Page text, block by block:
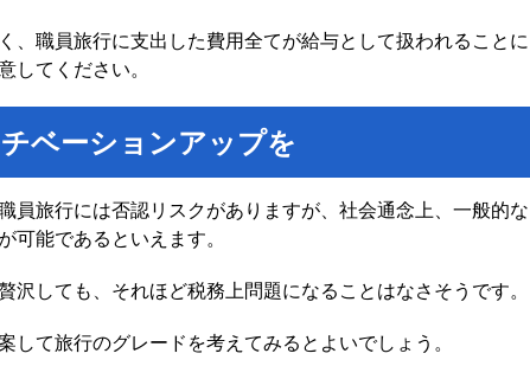
、職員旅行に支出した費用全てが給与として扱われることに
してください。
ベーションアップを
員旅行には否認リスクがありますが、社会通念上、一般的な
可能であるといえます。
沢しても、それほど税務上問題になることはなさそうです。
て旅行のグレードを考えてみるとよいでしょう。